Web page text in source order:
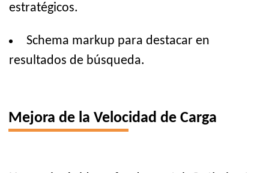
estratégicos.
Schema markup para destacar en
resultados de búsqueda.
Mejora de la Velocidad de Carga